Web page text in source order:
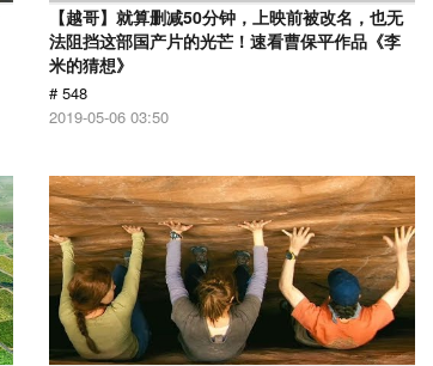
【越哥】就算删减50分钟，上映前被改名，也无
法阻挡这部国产片的光芒！速看曹保平作品《李
米的猜想》
# 548
2019-05-06 03:50